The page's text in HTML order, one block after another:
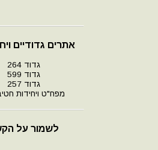
אתרים גדודיים
גדוד 264
גדוד 599
גדוד 257
מפח"ט ויחידות
לשמור על